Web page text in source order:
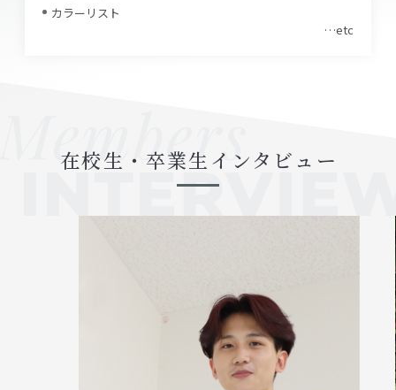
カラーリスト
…etc
在校生・卒業生インタビュー